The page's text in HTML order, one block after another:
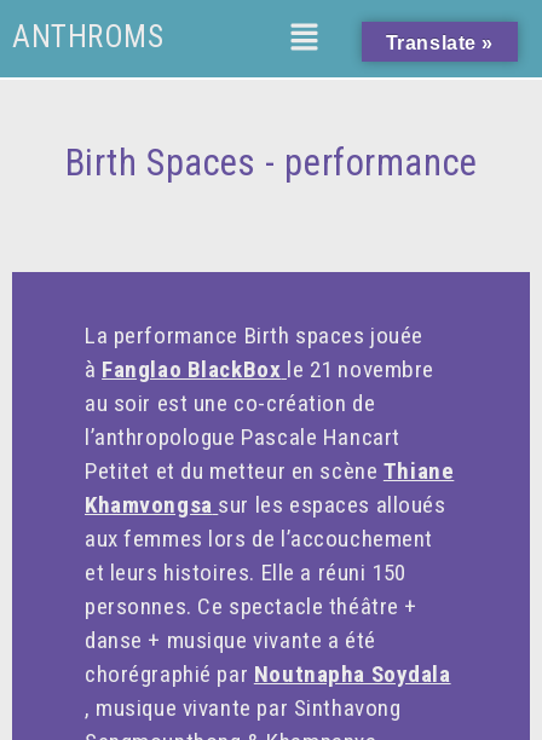
.retour-liste a { text-decoration: none !important; }
ANTHROMS
Birth Spaces - performance
La performance Birth spaces jouée
à Fanglao BlackBox le 21 novembre
au soir est une co-création de
l’anthropologue Pascale Hancart
Petitet et du metteur en scène Thiane
Khamvongsa sur les espaces alloués
aux femmes lors de l’accouchement
et leurs histoires. Elle a réuni 150
personnes. Ce spectacle théâtre +
danse + musique vivante a été
chorégraphié par Noutnapha Soydala
, musique vivante par Sinthavong
Translate »